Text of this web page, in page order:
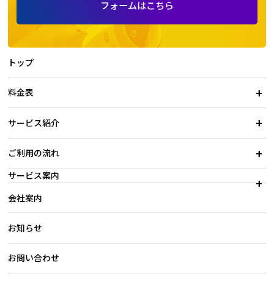
フォームはこちら
トップ
料金表
サービス紹介
ご利用の流れ
サービス案内
会社案内
お知らせ
お問い合わせ